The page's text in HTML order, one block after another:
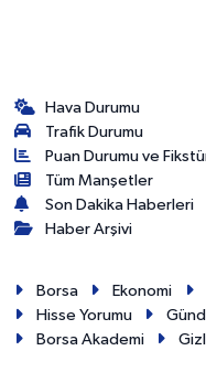
Hava Durumu
Trafik Durumu
Puan Durumu ve
Tüm Manşetler
Son Dakika Haberleri
Haber Arşivi
Borsa Ekonomi
Hisse Yorumu
Borsa Akademi